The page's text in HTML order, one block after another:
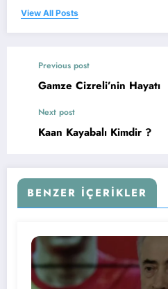
View All Posts
Previous post
Gamze Cizreli’nin Hayatı
Next post
Kaan Kayabalı Kimdir ?
BENZER İÇERIKLER